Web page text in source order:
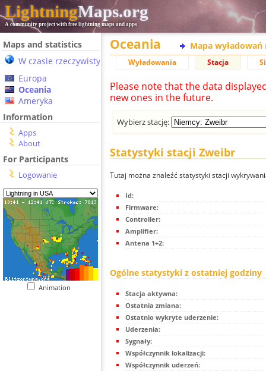
LightningMaps.org
A community project with free lightning maps and apps
Maps and statistics
W czasie rzeczywistym
Europa
Oceania
Ameryka
Information
Apps
About
For Participants
Logowanie
Animation
Oceania Mapa wyładowań
Wyładowania Stacja
Please note that the data
new ones in the future.
Wybierz stację:
Statystyki stacji Zweibr
Tutaj można znaleźć statystyki stacji
Id:
Firmware:
Controller:
Amplifier:
Antena 1+2:
Ogólne statystyki z ostatniej godziny
Stacja aktywna:
Ostatnia zmiana:
Ostatnio wykryte uderzenie:
Uderzenia:
Sygnały:
Współczynnik lokalizacji:
Współczynnik uderzeń: